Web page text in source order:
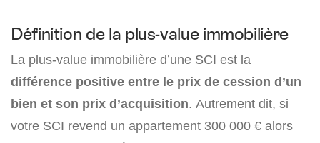
Définition de la plus-value immobilière
La plus-value immobilière d’une SCI est la
différence positive entre le prix de cession d’un
bien et son prix d’acquisition. Autrement dit, si
votre SCI revend un appartement 300 000 € alors